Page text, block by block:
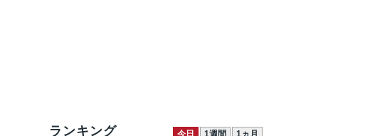
ランキング 今日 1週間 1ヵ月